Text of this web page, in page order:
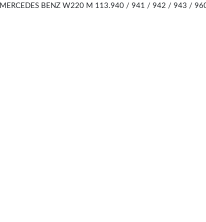
MERCEDES BENZ W220 M 113.940 / 941 / 942 / 943 /